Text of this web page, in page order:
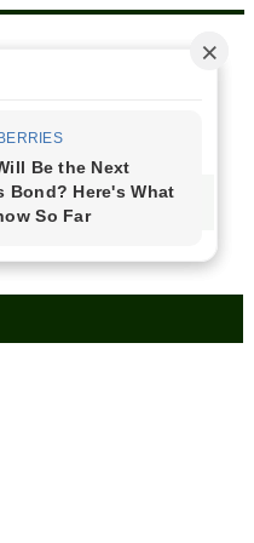
Facebook Instagram Youtube Amazon